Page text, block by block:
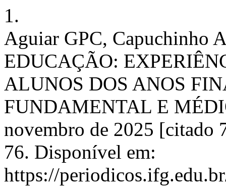
1.
Aguiar GPC, Capuchinho
EDUCAÇÃO:
ALUNOS DOS ANOS
FUNDAMENTAL E
novembro de 2025 [citado
76. Disponível em:
https://